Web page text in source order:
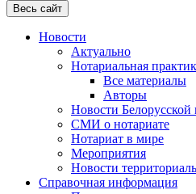
Весь сайт
Новости
Актуально
Нотариальная
Все материалы
Авторы
Новости
СМИ о нотариате
Нотариат в мире
Мероприятия
Новости
Справочная информация